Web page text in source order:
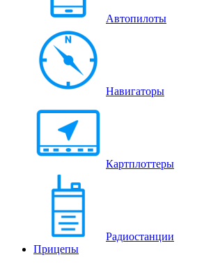
Автопилоты
Навигаторы
Картплоттеры
Радиостанции
Прицепы